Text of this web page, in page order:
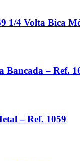
1/4 Volta Bica
Bancada – Ref.
– Ref. 1059